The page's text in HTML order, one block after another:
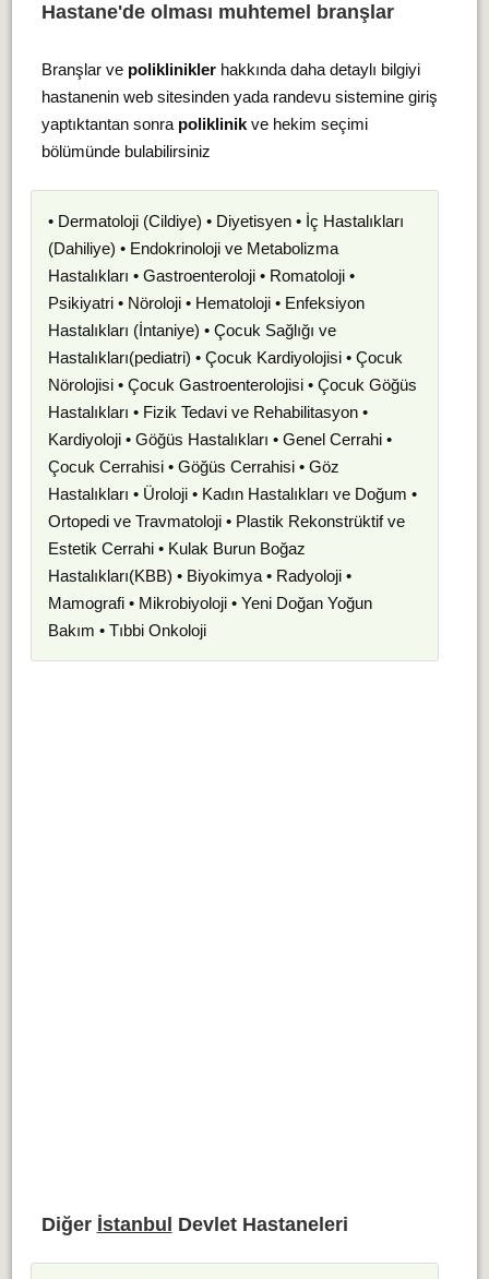
Hastane'de olması muhtemel branşlar
Branşlar ve polikliniklerhakkında daha detaylı bilgiyi
hastanenin web sitesinden yada randevu sistemine giriş
yaptıktantan sonra poliklinikve hekim seçimi
bölümünde bulabilirsiniz
• Dermatoloji (Cildiye) • Diyetisyen • İç Hastalıkları
(Dahiliye) • Endokrinoloji ve Metabolizma
Hastalıkları • Gastroenteroloji • Romatoloji •
Psikiyatri • Nöroloji • Hematoloji • Enfeksiyon
Hastalıkları (İntaniye) • Çocuk Sağlığı ve
Hastalıkları(pediatri) • Çocuk Kardiyolojisi • Çocuk
Nörolojisi • Çocuk Gastroenterolojisi • Çocuk Göğüs
Hastalıkları • Fizik Tedavi ve Rehabilitasyon •
Kardiyoloji • Göğüs Hastalıkları • Genel Cerrahi •
Çocuk Cerrahisi • Göğüs Cerrahisi • Göz
Hastalıkları • Üroloji • Kadın Hastalıkları ve Doğum •
Ortopedi ve Travmatoloji • Plastik Rekonstrüktif ve
Estetik Cerrahi • Kulak Burun Boğaz
Hastalıkları(KBB) • Biyokimya • Radyoloji •
Mamografi • Mikrobiyoloji • Yeni Doğan Yoğun
Bakım • Tıbbi Onkoloji
Diğer İstanbul Devlet Hastaneleri